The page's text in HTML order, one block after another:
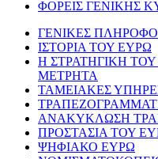
ΦΟΡΕΙΣ ΓΕΝΙΚΗΣ
ΓΕΝΙΚΕΣ
ΙΣΤΟΡΙΑ ΤΟΥ ΕΥΡΩ
Η ΣΤΡΑΤΗΓΙΚΗ
ΜΕΤΡΗΤΑ
ΤΑΜΕΙΑΚΕΣ
ΑΝΑΚΥΚΛΩΣΗ
ΠΡΟΣΤΑΣΙΑ ΤΟΥ
ΨΗΦΙΑΚΟ ΕΥΡΩ